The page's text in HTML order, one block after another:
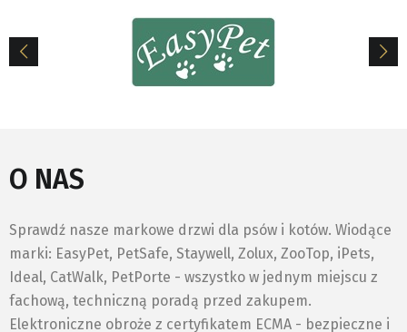
O NAS
Sprawdź nasze markowe drzwi dla psów i kotów. Wiodące
marki: EasyPet, PetSafe, Staywell, Zolux, ZooTop, iPets,
Ideal, CatWalk, PetPorte - wszystko w jednym miejscu z
fachową, techniczną poradą przed zakupem.
Elektroniczne obroże z certyfikatem ECMA - bezpieczne i